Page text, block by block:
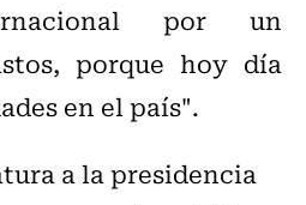
por un
porque hoy día
en el país".
a la presidencia